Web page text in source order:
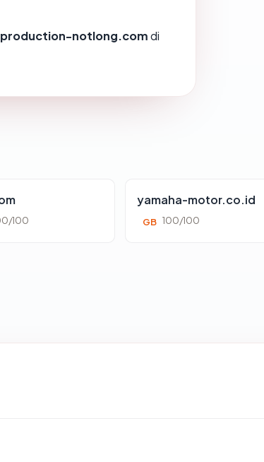
notlong.comdi
100
yamaha-motor.co.id
GB 100/100